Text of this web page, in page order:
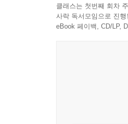
계곡물 소리가 귓가
물이 발끝에 닿기도
“제가 아무리 마마
클래스는 첫번째 회차
사락 독서모임으로 진
eBook 페이백, CD/LP,